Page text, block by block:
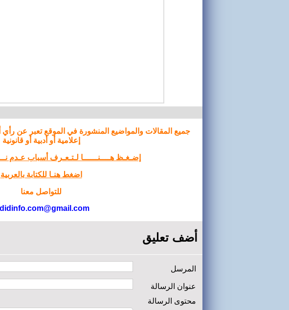
جميع المقالات والمواضيع المنشورة في الموقع تعبر عن
إعلامية أو أدبية أو قانونية
إضـغـظ هــــنــــــا لـتـعـرف أسباب عـدم
اضغط هنـا للكتابة بالعربية
للتواصل معنا
أضف تعليق
المرسل
عنوان الرسالة
محتوى الرسالة